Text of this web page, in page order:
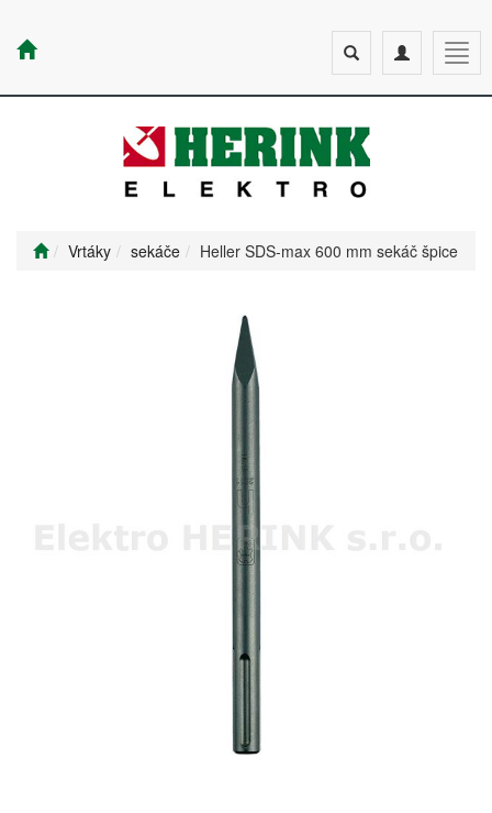
Toggle
navigation
Toggle
search
Vrtáky sekáče Heller SDS-max 600 mm sekáč špice